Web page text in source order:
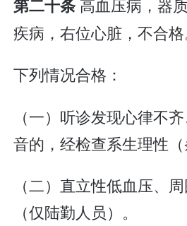
第二十条 高血压病，器
疾病，右位心脏，不合格
下列情况合格：
（一）听诊发现心律不
音的，经检查系生理性（
（二）直立性低血压、
（仅陆勤人员）。